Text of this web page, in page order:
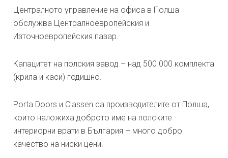
Централното управление на офиса в Полша
обслужва Централноевропейския и
Източноевропейския пазар.
Капацитет на полския завод – над 500 000 комплекта
(крила и каси) годишно.
Porta Doors и Classen са производителите от Полша,
които наложиха доброто име на полските
интериорни врати в България – много добро
качество на ниски цени.